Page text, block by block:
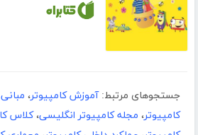
جستجوهای مرتبط: آموزش کامپیوتر،
کامپیوتر، مجله کامپیوتر انگلیسی،کلاس